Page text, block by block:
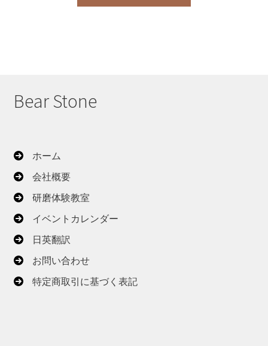
Bear Stone
ホーム
会社概要
研磨体験教室
イベントカレンダー
日英翻訳
お問い合わせ
特定商取引に基づく表記